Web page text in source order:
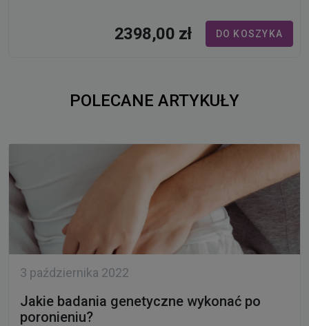
2398,00 zł DO KOSZYKA
POLECANE ARTYKUŁY
3 października 2022
Jakie badania genetyczne wykonać po
poronieniu?